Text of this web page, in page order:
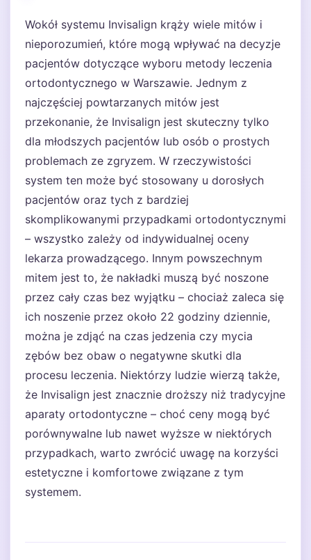
Wokół systemu Invisalign krąży wiele mitów i
nieporozumień, które mogą wpływać na decyzje
pacjentów dotyczące wyboru metody leczenia
ortodontycznego w Warszawie. Jednym z
najczęściej powtarzanych mitów jest
przekonanie, że Invisalign jest skuteczny tylko
dla młodszych pacjentów lub osób o prostych
problemach ze zgryzem. W rzeczywistości
system ten może być stosowany u dorosłych
pacjentów oraz tych z bardziej
skomplikowanymi przypadkami ortodontycznymi
– wszystko zależy od indywidualnej oceny
lekarza prowadzącego. Innym powszechnym
mitem jest to, że nakładki muszą być noszone
przez cały czas bez wyjątku – chociaż zaleca się
ich noszenie przez około 22 godziny dziennie,
można je zdjąć na czas jedzenia czy mycia
zębów bez obaw o negatywne skutki dla
procesu leczenia. Niektórzy ludzie wierzą także,
że Invisalign jest znacznie droższy niż tradycyjne
aparaty ortodontyczne – choć ceny mogą być
porównywalne lub nawet wyższe w niektórych
przypadkach, warto zwrócić uwagę na korzyści
estetyczne i komfortowe związane z tym
systemem.